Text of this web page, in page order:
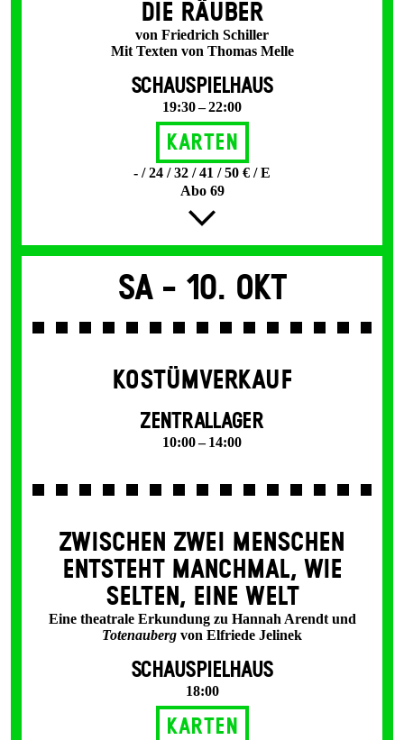
DIE RÄUBER
von Friedrich Schiller
Mit Texten von Thomas Melle
SCHAUSPIELHAUS
19:30 – 22:00
Karten
- / 24 / 32 / 41 / 50 € / E
Abo 69
Sa - 10. Okt
KOSTÜMVERKAUF
ZENTRALLAGER
10:00 – 14:00
ZWISCHEN ZWEI MENSCHEN
ENT­STEHT MANCH­MAL, WIE
SELTEN, EINE WELT
Eine theatrale Erkundung zu Hannah Arendt und
Totenauberg von Elfriede Jelinek
SCHAUSPIELHAUS
18:00
Karten